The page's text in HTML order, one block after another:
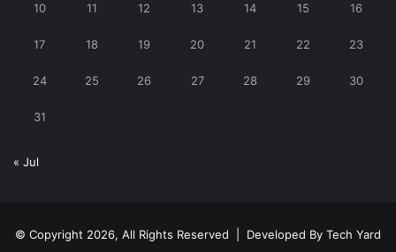
10 11 12 13 14 15 16
17 18 19 20 21 22 23
24 25 26 27 28 29 30
31
« Jul
© Copyright 2026, All Rights Reserved | Developed By Tech Yard